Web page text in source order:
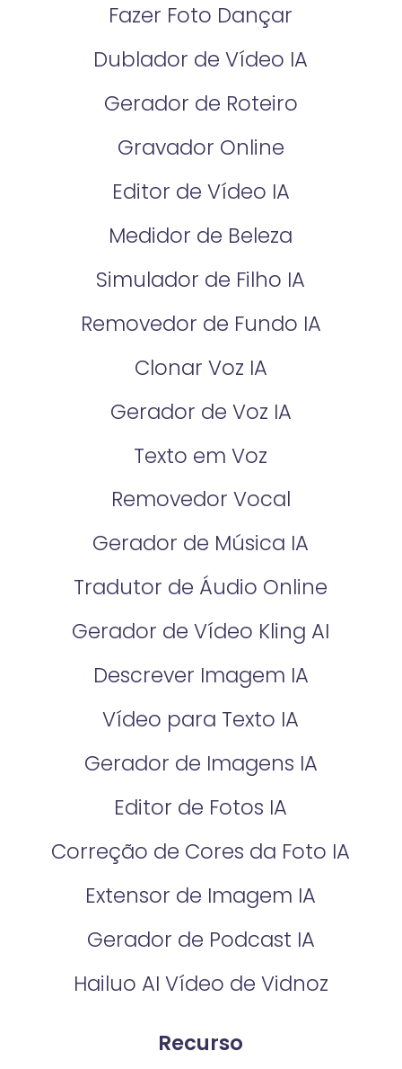
Fazer Foto Dançar
Dublador de Vídeo IA
Gerador de Roteiro
Gravador Online
Editor de Vídeo IA
Medidor de Beleza
Simulador de Filho IA
Removedor de Fundo IA
Clonar Voz IA
Gerador de Voz IA
Texto em Voz
Removedor Vocal
Gerador de Música IA
Tradutor de Áudio Online
Gerador de Vídeo Kling AI
Descrever Imagem IA
Vídeo para Texto IA
Gerador de Imagens IA
Editor de Fotos IA
Correção de Cores da Foto IA​
Extensor de Imagem IA
Gerador de Podcast IA
Hailuo AI Vídeo de Vidnoz
Recurso